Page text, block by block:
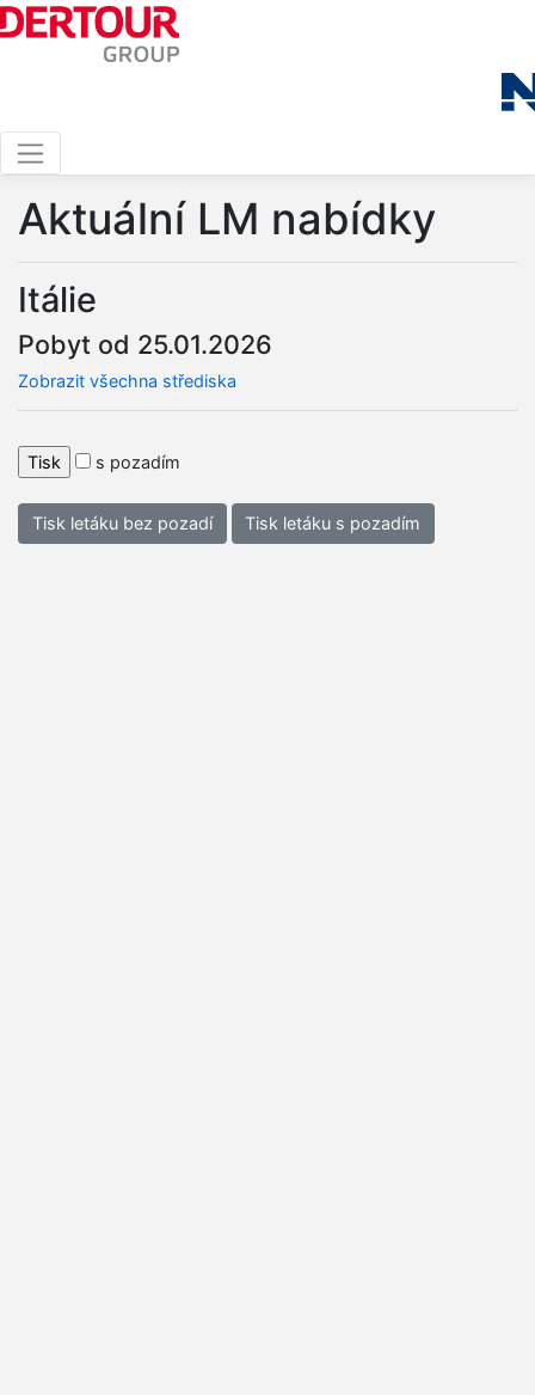
Aktuální LM nabídky
Itálie
Pobyt od 25.01.2026
Zobrazit všechna střediska
s pozadím
Tisk letáku bez pozadí Tisk letáku s pozadím